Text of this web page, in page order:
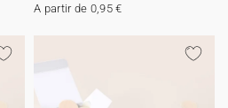
A partir de 0,95 €